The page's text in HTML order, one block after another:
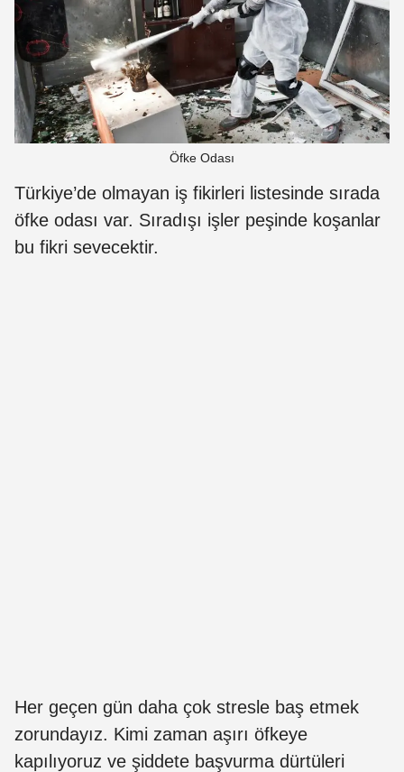
Öfke Odası
Türkiye’de olmayan iş fikirleri listesinde sırada
öfke odası var. Sıradışı işler peşinde koşanlar
bu fikri sevecektir.
Her geçen gün daha çok stresle baş etmek
zorundayız. Kimi zaman aşırı öfkeye
kapılıyoruz ve şiddete başvurma dürtüleri